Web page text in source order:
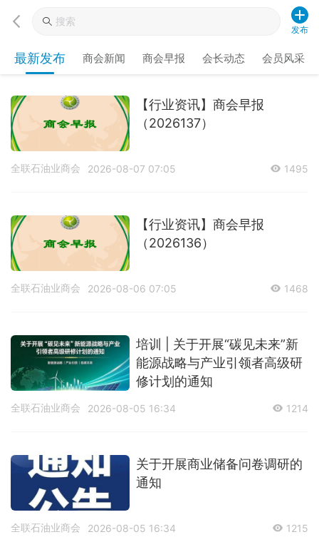
发布
最新发布 商会新闻 商会早报 会长动态 会员风采
【行业资讯】商会早报
（2026137）
全联石油业商会 2026-08-07 07:05 1495
【行业资讯】商会早报
（2026136）
全联石油业商会 2026-08-06 07:05 1468
培训 | 关于开展“碳见未来”新
能源战略与产业引领者高级研
修计划的通知
全联石油业商会 2026-08-05 16:34 1214
关于开展商业储备问卷调研的
通知
全联石油业商会 2026-08-05 16:34 1215